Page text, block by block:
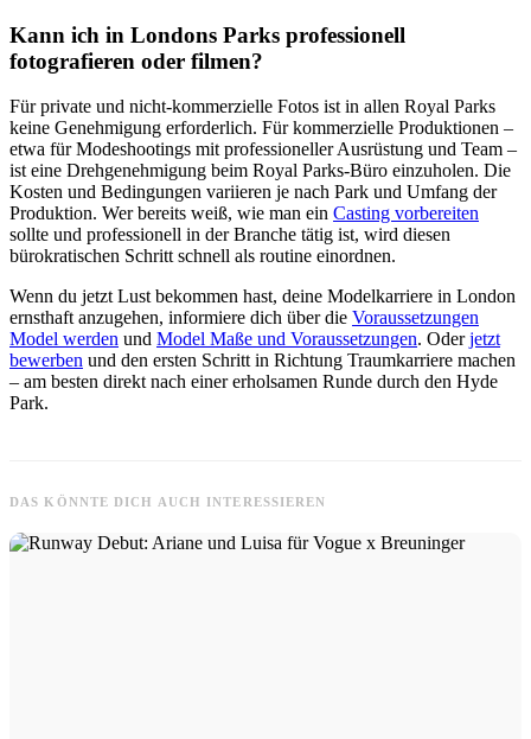
Kann ich in Londons Parks professionell
fotografieren oder filmen?
Für private und nicht-kommerzielle Fotos ist in allen Royal Parks
keine Genehmigung erforderlich. Für kommerzielle Produktionen –
etwa für Modeshootings mit professioneller Ausrüstung und Team –
ist eine Drehgenehmigung beim Royal Parks-Büro einzuholen. Die
Kosten und Bedingungen variieren je nach Park und Umfang der
Produktion. Wer bereits weiß, wie man ein Casting vorbereiten
sollte und professionell in der Branche tätig ist, wird diesen
bürokratischen Schritt schnell als routine einordnen.
Wenn du jetzt Lust bekommen hast, deine Modelkarriere in London
ernsthaft anzugehen, informiere dich über die Voraussetzungen
Model werden und Model Maße und Voraussetzungen. Oderjetzt
bewerben und den ersten Schritt in Richtung Traumkarriere machen
– am besten direkt nach einer erholsamen Runde durch den Hyde
Park.
DAS KÖNNTE DICH AUCH INTERESSIEREN